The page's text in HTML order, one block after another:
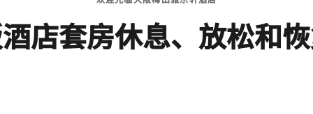
店套房休息、放松和